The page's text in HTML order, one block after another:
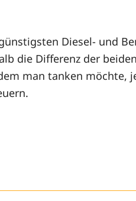
Diesel- und
die Differenz der
man tanken